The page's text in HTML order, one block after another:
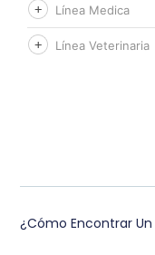
Línea Medica
Línea Veterinaria
¿Cómo Encontrar Un